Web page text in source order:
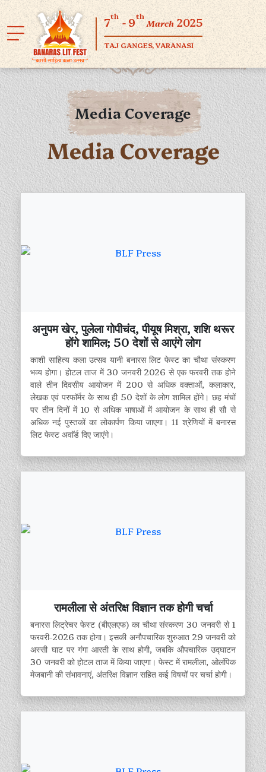
7th- 9th
March 2025
TAJ GANGES, VARANASI
Media Coverage
Media Coverage
अनुपम खेर, पुलेला गोपीचंद, पीयूष मिश्रा, शशि थरूर
होंगे शामिल; 50 देशों से आएंगे लोग
काशी साहित्य कला उत्सव यानी बनारस लिट फेस्ट का चौथा संस्करण
भव्य होगा। होटल ताज में 30 जनवरी 2026 से एक फरवरी तक होने
वाले तीन दिवसीय आयोजन में 200 से अधिक वक्ताओं, कलाकार,
लेखक एवं परफाॅर्मर के साथ ही 50 देशों के लोग शामिल होंगे। छह मंचों
पर तीन दिनों में 10 से अधिक भाषाओं में आयोजन के साथ ही सौ से
अधिक नई पुस्तकों का लोकार्पण किया जाएगा। 11 श्रेणियों में बनारस
लिट फेस्ट अवाॅर्ड दिए जाएंगे।
रामलीला से अंतरिक्ष विज्ञान तक होगी चर्चा
बनारस लिट्रेचर फेस्ट (बीएलएफ) का चौथा संस्करण 30 जनवरी से 1
फरवरी-2026 तक होगा। इसकी अनौपचारिक शुरुआत 29 जनवरी को
अस्सी घाट पर गंगा आरती के साथ होगी, जबकि औपचारिक उद्घाटन
30 जनवरी को होटल ताज में किया जाएगा। फेस्ट में रामलीला, ओलंपिक
मेजबानी की संभावनाएं, अंतरिक्ष विज्ञान सहित कई विषयों पर चर्चा होगी।